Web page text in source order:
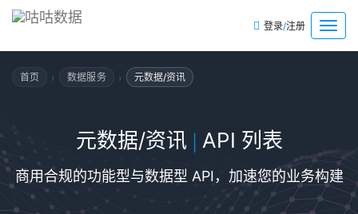
菜
单
登录/注册
首页 › 数据服务 › 元数据/资讯
元数据/资讯 | API 列表
商用合规的功能型与数据型 API，加速您的业务构建